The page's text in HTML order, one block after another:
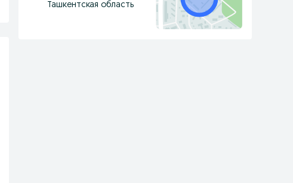
Ташкентская область